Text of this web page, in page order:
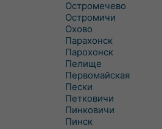
Остромечево
Остромичи
Охово
Парахонск
Парохонск
Пелище
Первомайская
Пески
Петковичи
Пинковичи
Пинск